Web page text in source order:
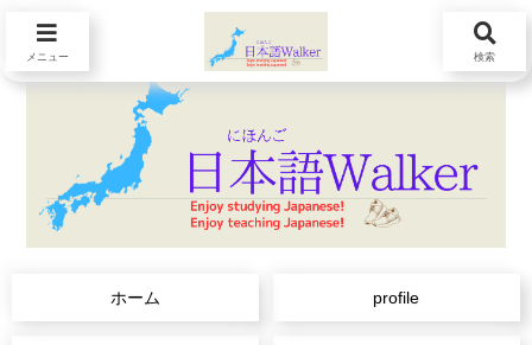
ホーム profile
メニュー 検索